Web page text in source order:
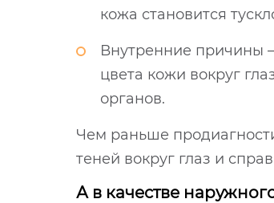
кожа становится
Внутренние причины
цвета кожи вокруг
органов.
Чем раньше
теней вокруг глаз и
А в качестве